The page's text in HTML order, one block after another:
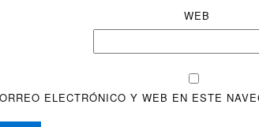
WEB
ELECTRÓNICO Y WEB EN ESTE